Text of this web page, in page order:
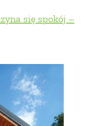
się spokój –